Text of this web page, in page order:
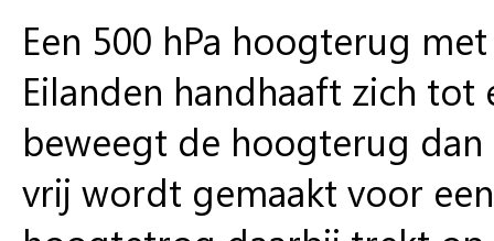
Een 500 hPa hoogterug
Eilanden handhaaft zich
beweegt de hoogterug
vrij wordt gemaakt voor